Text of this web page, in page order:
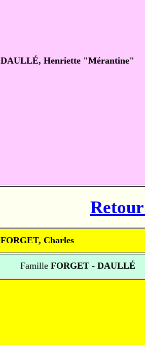
DAULLÉ, Henriette "Mérantine"
FORGET, Charles
FamilleFORGET - DAULLÉ